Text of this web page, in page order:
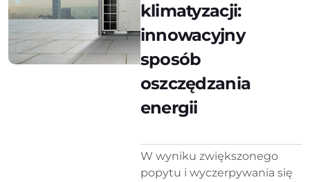
klimatyzacji:
innowacyjny
sposób
oszczędzania
energii
W wyniku zwiększonego
popytu i wyczerpywania się